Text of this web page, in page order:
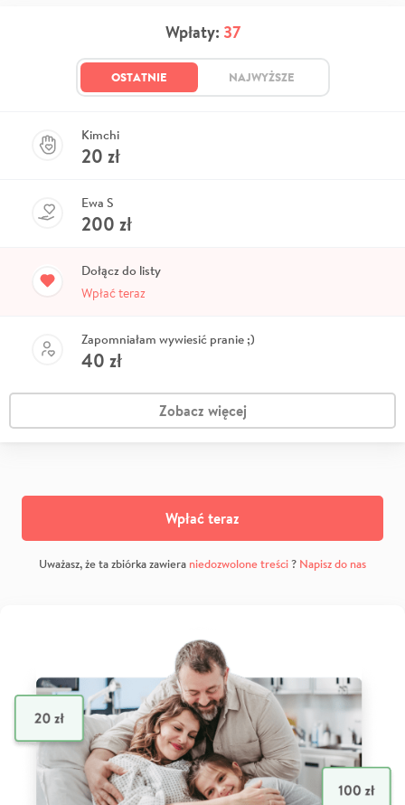
Wpłaty: 37
OSTATNIE NAJWYŻSZE
Kimchi
20 zł
Ewa S
200 zł
Dołącz do listy
Wpłać teraz
Zapomniałam wywiesić pranie ;)
40 zł
Zobacz więcej
Wpłać teraz
Uważasz, że ta zbiórka zawiera niedozwolone treści? Napisz do nas